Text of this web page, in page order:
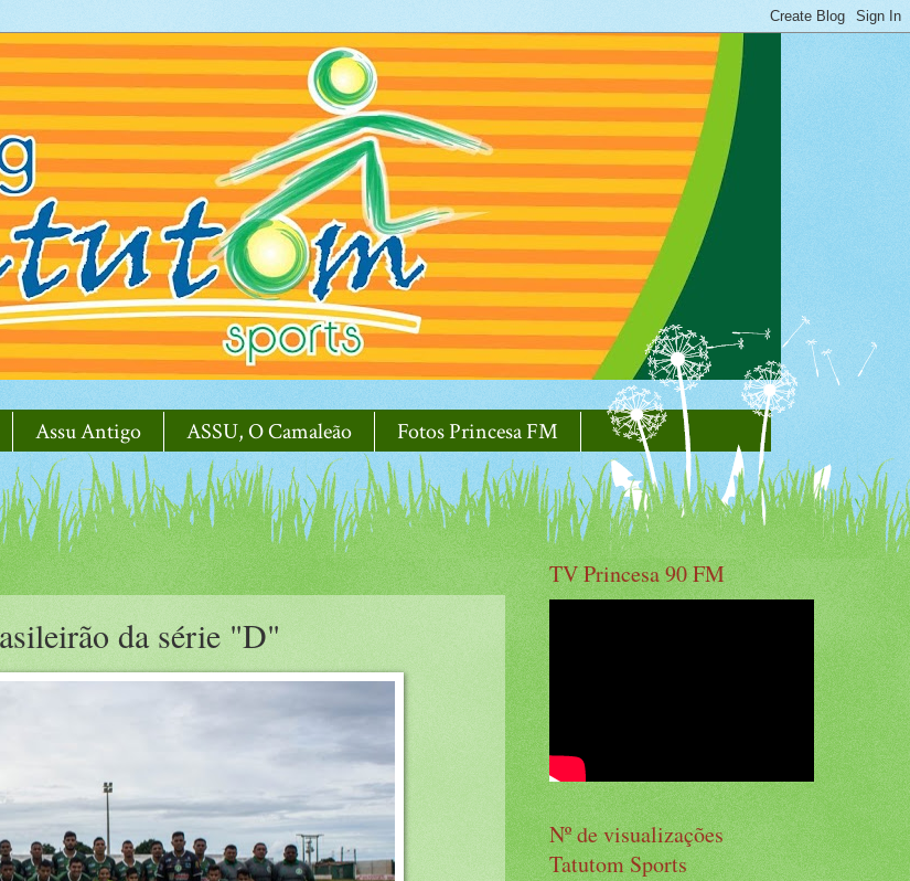
Assu Antigo ASSU, O Camaleão Fotos Princesa FM
da série "D"
TV Princesa 90 FM
Nº de visualizações
Tatutom Sports